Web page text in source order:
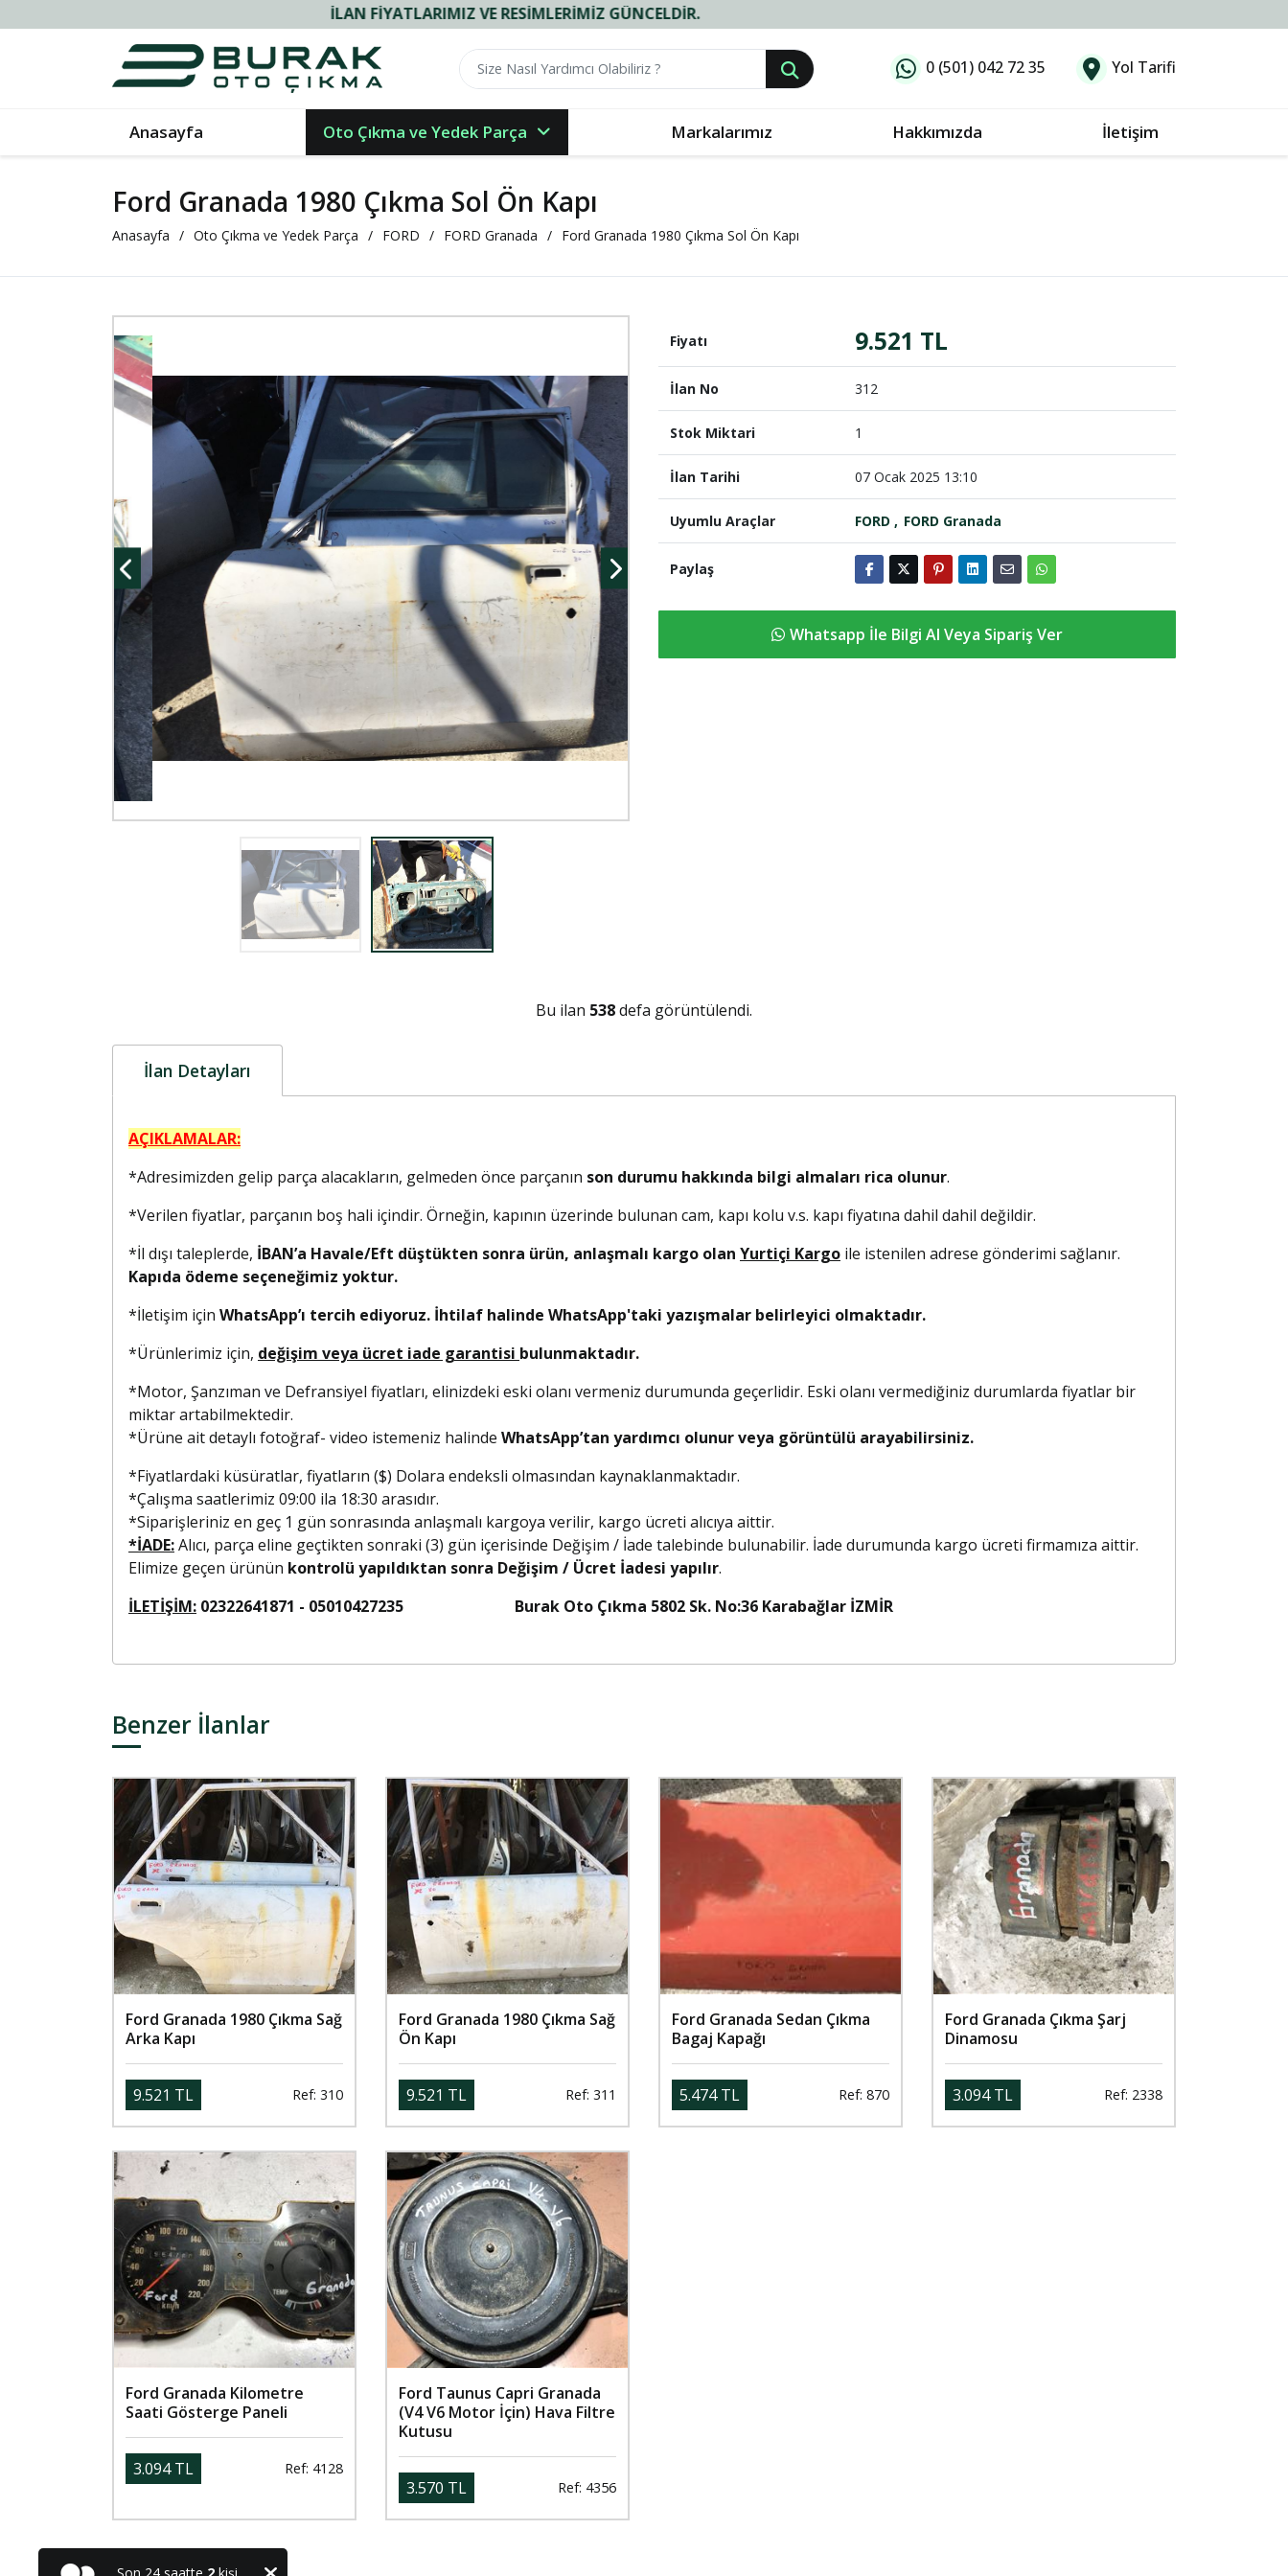
İLAN FIYATLARIMIZ VE RESIMLERIMIZ GÜNCELDIR.
0 (501) 042 72 35 Yol Tarifi
Anasayfa Oto Çıkma ve Yedek Parça Markalarımız Hakkımızda İletişim
Ford Granada 1980 Çıkma Sol Ön Kapı
Anasayfa Oto Çıkma ve Yedek Parça FORD FORD Granada Ford Granada 1980 Çıkma Sol Ön Kapı
Fiyatı 9.521 TL
İlan No 312
Stok Miktari 1
İlan Tarihi 07 Ocak 2025 13:10
Uyumlu Araçlar FORD FORD Granada
Paylaş
Whatsapp İle Bilgi Al Veya Sipariş Ver
Bu ilan 538defa görüntülendi.
İlan Detayları
AÇIKLAMALAR:
*Adresimizden gelip parça alacakların, gelmeden önce parçanın son durumu hakkında bilgi almaları rica olunur.
*Verilen fiyatlar, parçanın boş hali içindir. Örneğin, kapının üzerinde bulunan cam, kapı kolu v.s. kapı fiyatına dahil dahil değildir.
*İl dışı taleplerde, İBAN’a Havale/Eft düştükten sonra ürün, anlaşmalı kargo olan Yurtiçi Kargo ile istenilen adrese gönderimi sağlanır.
Kapıda ödeme seçeneğimiz yoktur.
*İletişim için WhatsApp’ı tercih ediyoruz. İhtilaf halinde WhatsApp'taki yazışmalar belirleyici olmaktadır.
*Ürünlerimiz için, değişim veya ücret iade garantisi bulunmaktadır.
*Motor, Şanzıman ve Defransiyel fiyatları, elinizdeki eski olanı vermeniz durumunda geçerlidir. Eski olanı vermediğiniz durumlarda fiyatlar bir
miktar artabilmektedir.
*Ürüne ait detaylı fotoğraf- video istemeniz halinde WhatsApp’tan yardımcı olunur veya görüntülü arayabilirsiniz.
*Fiyatlardaki küsüratlar, fiyatların ($) Dolara endeksli olmasından kaynaklanmaktadır.
*Çalışma saatlerimiz 09:00 ila 18:30 arasıdır.
*Siparişleriniz en geç 1 gün sonrasında anlaşmalı kargoya verilir, kargo ücreti alıcıya aittir.
*İADE:Alıcı, parça eline geçtikten sonraki (3) gün içerisinde Değişim / İade talebinde bulunabilir. İade durumunda kargo ücreti firmamıza aittir.
Elimize geçen ürünün kontrolü yapıldıktan sonra Değişim / Ücret İadesi yapılır.
İLETİŞİM: 02322641871 - 05010427235 Burak Oto Çıkma 5802 Sk. No:36 Karabağlar İZMİR
Benzer İlanlar
Ford Granada 1980 Çıkma Sağ
Arka Kapı
9.521 TL Ref: 310
Ford Granada 1980 Çıkma Sağ
Ön Kapı
9.521 TL Ref: 311
Ford Granada Sedan Çıkma
Bagaj Kapağı
5.474 TL Ref: 870
Ford Granada Çıkma Şarj
Dinamosu
3.094 TL Ref: 2338
Ford Granada Kilometre
Saati Gösterge Paneli
3.094 TL Ref: 4128
Ford Taunus Capri Granada
(V4 V6 Motor İçin) Hava Filtre
Kutusu
3.570 TL Ref: 4356